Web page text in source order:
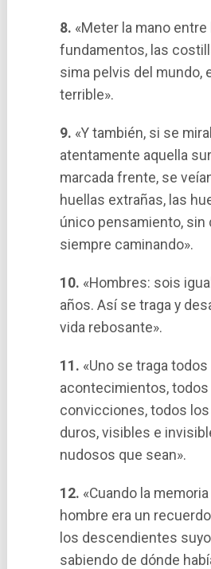
8. «Meter la mano
fundamentos, las
sima pelvis del mundo,
terrible».
9. «Y también, si se
atentamente aquella
marcada frente, se
huellas extrañas, las
único pensamiento, sin
siempre caminando».
10. «Hombres: sois
años. Así­ se traga y
vida rebosante».
11. «Uno se traga todos
acontecimientos,
convicciones, todos
duros, visibles e
nudosos que sean».
12. «Cuando la
hombre era un
los descendientes
sabiendo de dónde